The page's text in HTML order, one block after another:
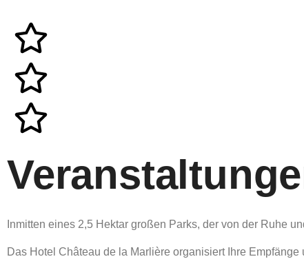
Inmitten eines 2,5 Hektar großen Parks, der von der Ruhe
Das Hotel Château de la Marlière organisiert Ihre